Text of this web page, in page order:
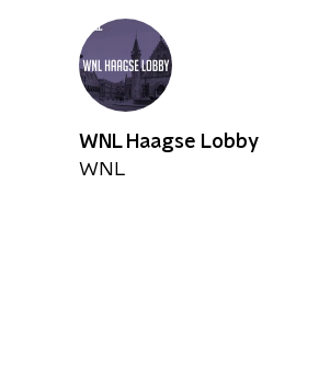
WNL Haagse Lobby
WNL